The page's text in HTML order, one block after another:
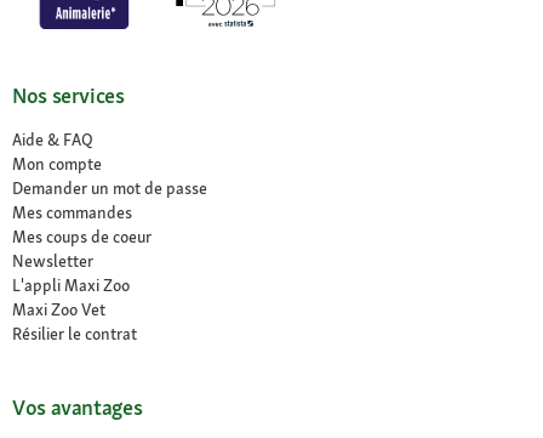
Nos services
Aide & FAQ
Mon compte
Demander un mot de passe
Mes commandes
Mes coups de coeur
Newsletter
L'appli Maxi Zoo
Maxi Zoo Vet
Résilier le contrat
Vos avantages